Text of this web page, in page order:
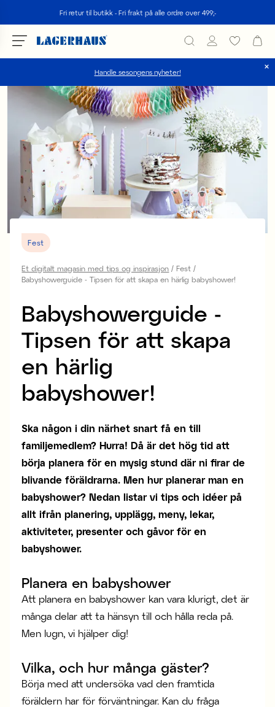
Fri retur til butikk - Fri frakt på alle ordre over 499;-
Handle sesongens nyheter!
velg språk / valuta
DK / EUR
FI / EUR
NO / NKR
SE / SEK
Fest
Et digitalt magasin med tips og inspirasjon
Fest
Babyshowerguide - Tipsen för att skapa en härlig babyshower!
Babyshowerguide -
Tipsen för att skapa
en härlig
babyshower!
Ska någon i din närhet snart få en till
familjemedlem? Hurra! Då är det hög tid att
börja planera för en mysig stund där ni firar de
blivande föräldrarna. Men hur planerar man en
babyshower? Nedan listar vi tips och idéer på
allt ifrån planering, upplägg, meny, lekar,
aktiviteter, presenter och gåvor för en
babyshower.
Planera en babyshower
Att planera en babyshower kan vara klurigt, det är
många delar att ta hänsyn till och hålla reda på.
Men lugn, vi hjälper dig!
Vilka, och hur många gäster?
Börja med att undersöka vad den framtida
föräldern har för förväntningar. Kan du fråga